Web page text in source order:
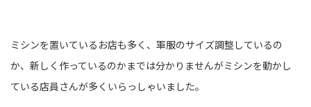
ミシンを置いているお店も多く、軍服のサイズ調整しているの
か、新しく作っているのかまでは分かりませんがミシンを動かし
ている店員さんが多くいらっしゃいました。